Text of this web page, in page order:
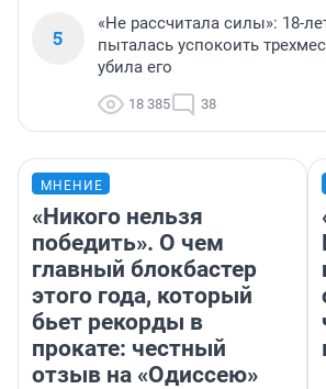
5
«Не рассчитала силы»: 18-
пыталась успокоить
убила его
18 385 38
МНЕНИЕ
«Никого нельзя
победить». О чем
главный блокбастер
этого года, который
бьет рекорды в
прокате: честный
отзыв на «Одиссею»